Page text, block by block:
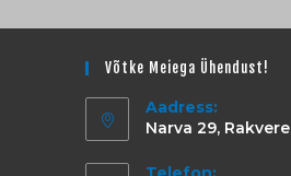
Võtke Meiega Ühendust!
Aadress:
Narva 29, Rakvere